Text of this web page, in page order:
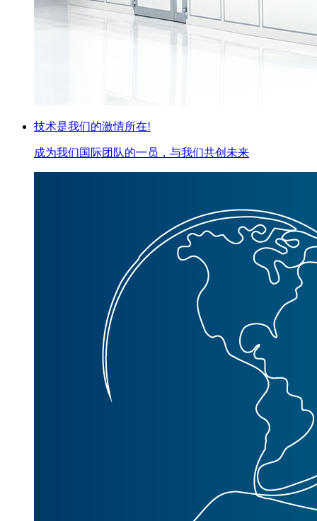
技术是我们的激情所在!
成为我们国际团队的一员，与我们共创未来